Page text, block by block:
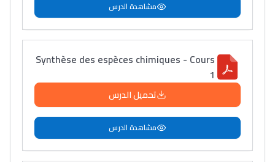
مشاهدة الدرس
Synthèse des espèces chimiques - Cours
1
تحميل الدرس
مشاهدة الدرس